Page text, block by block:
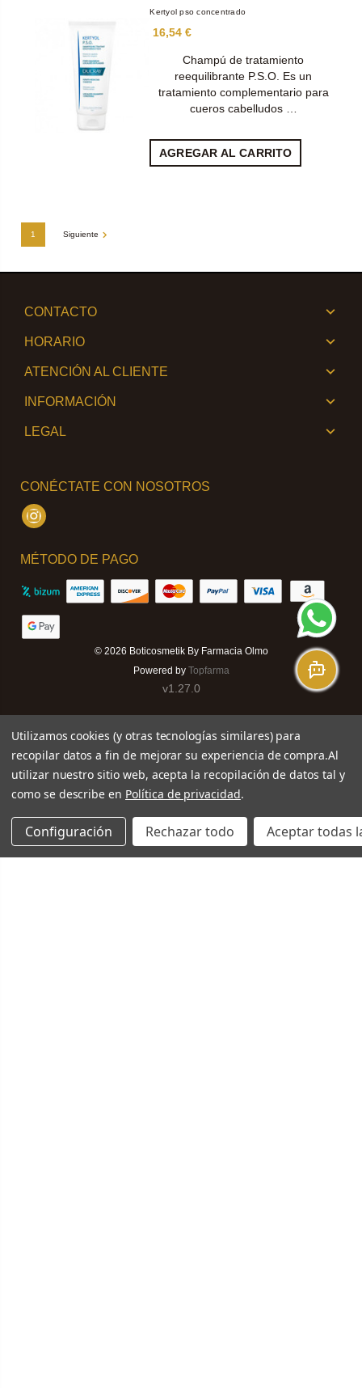
Kertyol pso concentrado
16,54 €
Champú de tratamiento
reequilibrante P.S.O. Es un
tratamiento complementario para
cueros cabelludos …
AGREGAR AL CARRITO
1 Siguiente
CONTACTO
HORARIO
ATENCIÓN AL CLIENTE
INFORMACIÓN
LEGAL
CONÉCTATE CON NOSOTROS
Instagram
MÉTODO DE PAGO
© 2026 Boticosmetik By Farmacia Olmo
Powered by Topfarma
v1.27.0
Utilizamos cookies (y otras tecnologías similares) para
recopilar datos a fin de mejorar su experiencia de compra.Al
utilizar nuestro sitio web, acepta la recopilación de datos tal y
como se describe en Política de privacidad.
Configuración Rechazar todo Aceptar todas